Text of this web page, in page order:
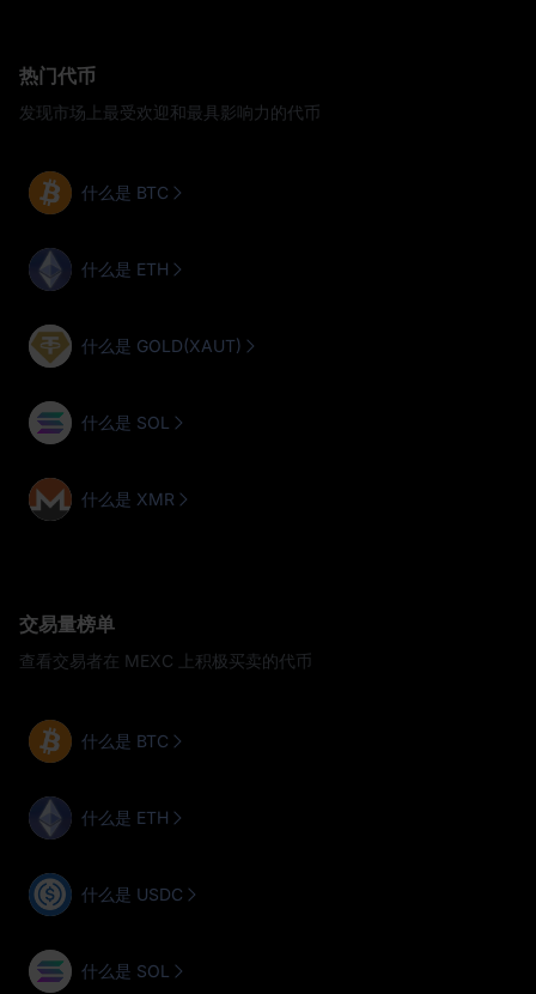
热门代币
发现市场上最受欢迎和最具影响力的代币
什么是 BTC
什么是 ETH
什么是 GOLD(XAUT)
什么是 SOL
什么是 XMR
交易量榜单
查看交易者在 MEXC 上积极买卖的代币
什么是 BTC
什么是 ETH
什么是 USDC
什么是 SOL